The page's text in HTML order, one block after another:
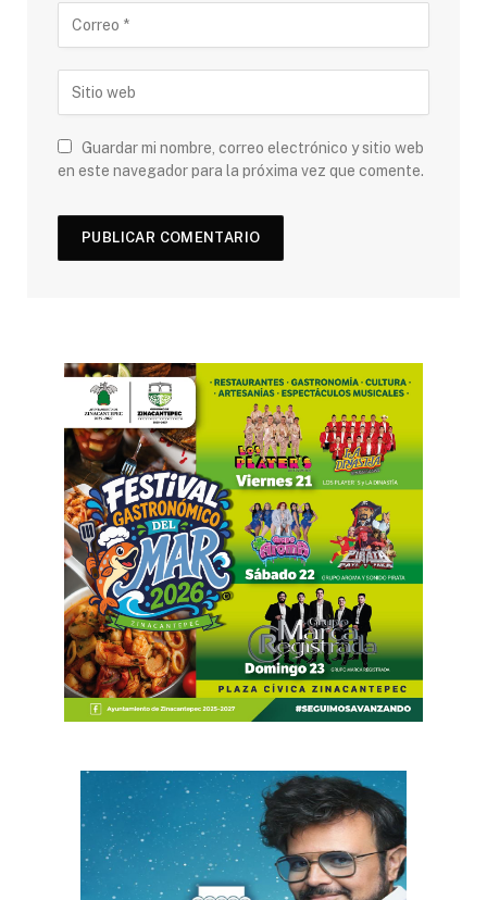
Guardar mi nombre, correo electrónico y sitio web
en este navegador para la próxima vez que comente.